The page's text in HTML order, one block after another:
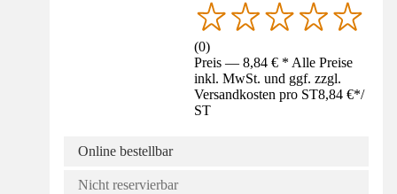
(0)
Preis — 8,84 € * Alle Preise
inkl. MwSt. und ggf. zzgl.
Versandkosten pro ST8,84 €*/
ST
Online bestellbar
Nicht reservierbar